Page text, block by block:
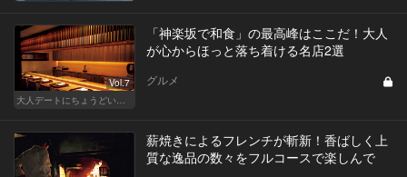
Vol.7
大人デートにちょうどいい、神楽坂でしっぽり和食
「神楽坂で和食」の最高峰はここだ！大人
が心からほっと落ち着ける名店2選
グルメ
薪焼きによるフレンチが斬新！香ばしく上
質な逸品の数々をフルコースで楽しんで